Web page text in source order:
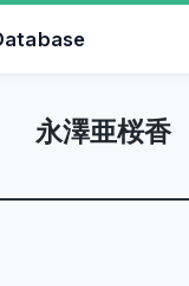
永澤亜桜香